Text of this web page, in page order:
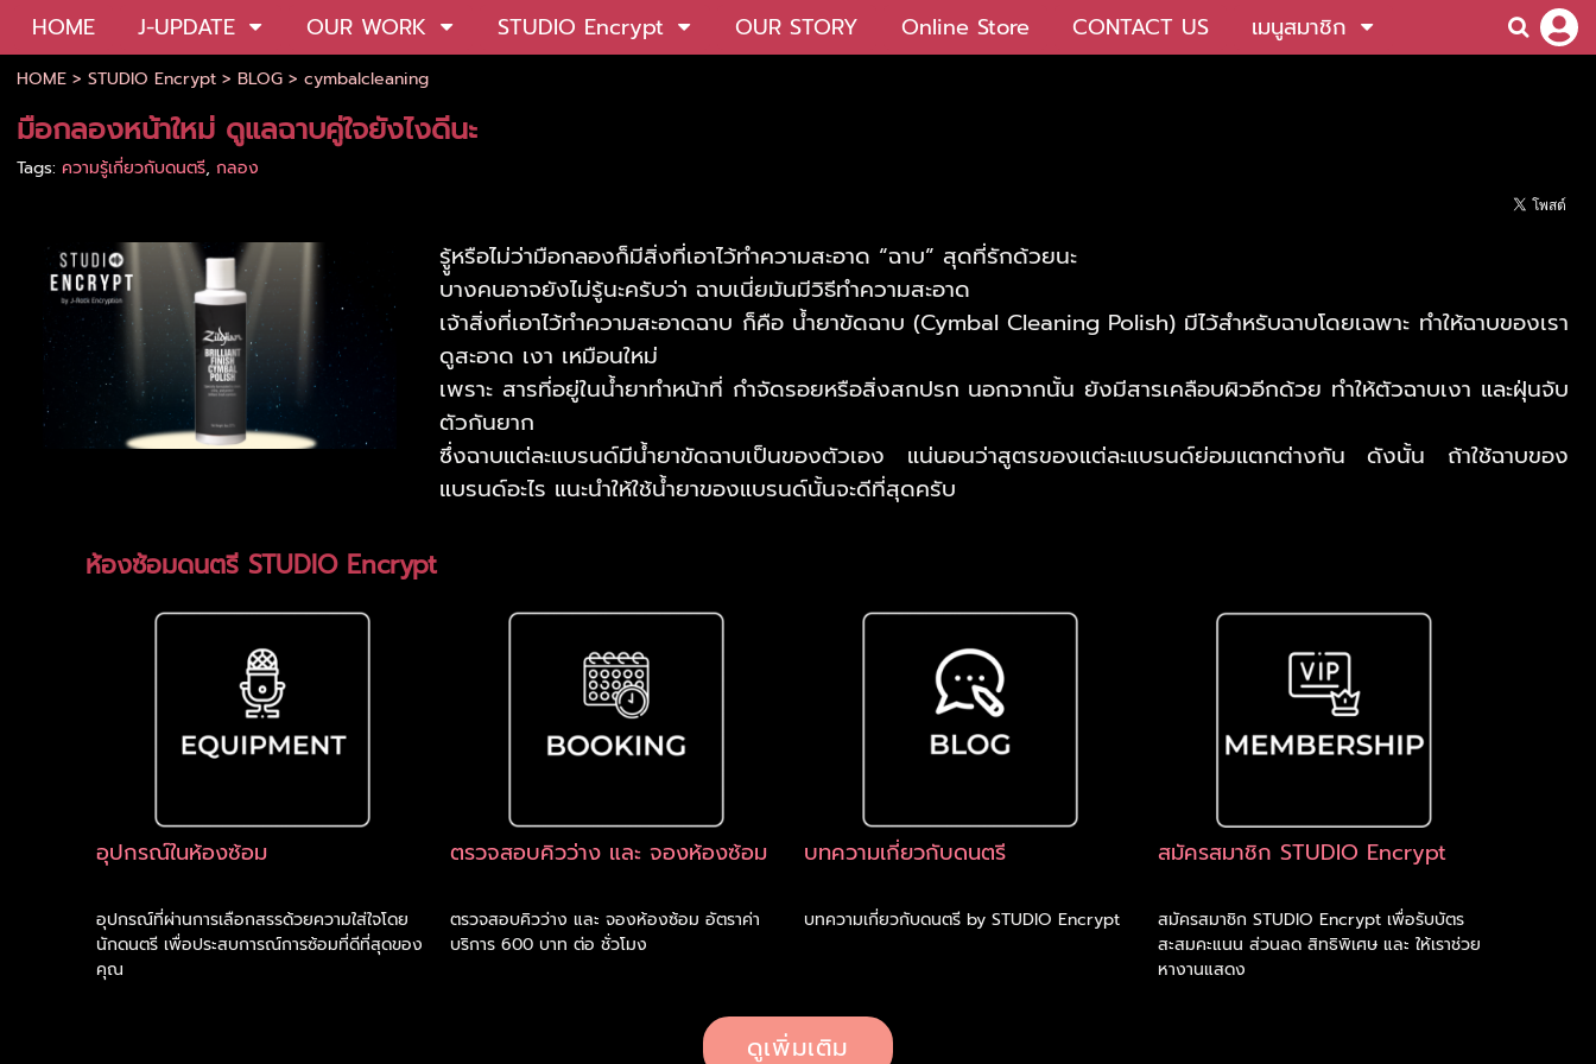
HOME J-UPDATE OUR WORK STUDIO Encrypt OUR STORY Online Store CONTACT US เมนูสมาชิก
HOME> STUDIO Encrypt> BLOG> cymbalcleaning
มือกลองหน้าใหม่ ดูแลฉาบคู่ใจยังไงดีนะ
Tags: ความรู้เกี่ยวกับดนตรี, กลอง
รูู้หรือไม่ว่ามือกลองก็มีสิ่งที่เอาไว้ทำความสะอาด “ฉาบ” สุดที่รักด้วยนะ
บางคนอาจยังไม่รู้นะครับว่า ฉาบเนี่ยมันมีวิธีทำความสะอาด
เจ้าสิ่งที่เอาไว้ทำความสะอาดฉาบ ก็คือ น้ำยาขัดฉาบ (Cymbal Cleaning Polish) มีไว้สำหรับฉาบโดยเฉพาะ ทำให้ฉาบของเรา
ดูสะอาด เงา เหมือนใหม่
เพราะ สารที่อยู่ในน้ำยาทำหน้าที่ กำจัดรอยหรือสิ่งสกปรก นอกจากนั้น ยังมีสารเคลือบผิวอีกด้วย ทำให้ตัวฉาบเงา และฝุ่นจับ
ตัวกันยาก
ซึ่งฉาบแต่ละแบรนด์มีน้ำยาขัดฉาบเป็นของตัวเอง แน่นอนว่าสูตรของแต่ละแบรนด์ย่อมแตกต่างกัน ดังนั้น ถ้าใช้ฉาบของ
แบรนด์อะไร แนะนำให้ใช้น้ำยาของแบรนด์นั้นจะดีที่สุดครับ
ห้องซ้อมดนตรี STUDIO Encrypt
อุปกรณ์ในห้องซ้อม
อุปกรณ์ที่ผ่านการเลือกสรรด้วยความใส่ใจโดย
นักดนตรี เพื่อประสบการณ์การซ้อมที่ดีที่สุดของ
คุณ
ตรวจสอบคิวว่าง และ จองห้องซ้อม
ตรวจสอบคิวว่าง และ จองห้องซ้อม อัตราค่า
บริการ 600 บาท ต่อ ชั่วโมง
บทความเกี่ยวกับดนตรี
บทความเกี่ยวกับดนตรี by STUDIO Encrypt
สมัครสมาชิก STUDIO Encrypt
สมัครสมาชิก STUDIO Encrypt เพื่อรับบัตร
สะสมคะแนน ส่วนลด สิทธิพิเศษ และ ให้เราช่วย
หางานแสดง
ดูเพิ่มเติม